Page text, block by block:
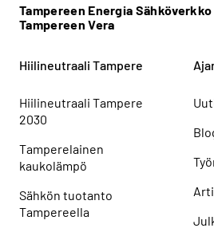
Tampereen Energia Sähköverkko
Tampereen Vera
Hiilineutraali Tampere
Hiilineutraali Tampere
2030
Tamperelainen
kaukolämpö
Sähkön tuotanto
Tampereella